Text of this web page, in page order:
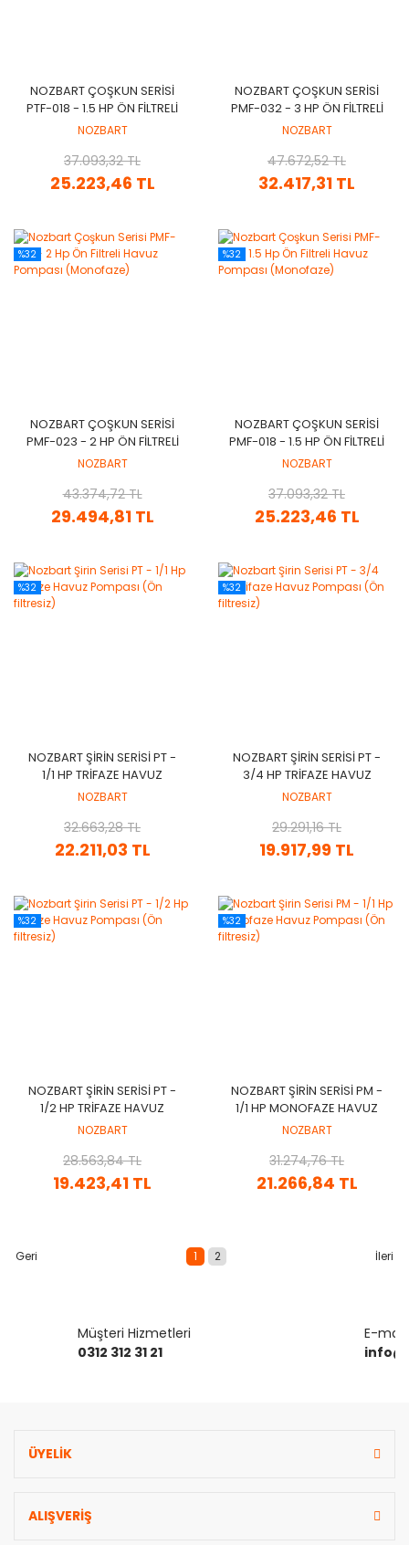
NOZBART ÇOŞKUN SERISI
PTF-018 - 1.5 HP ÖN FILTRELI
HAVUZ POMPASI (TRIFAZE)
NOZBART
25.223,46 TL
37.093,32 TL
NOZBART ÇOŞKUN SERISI
PMF-032 - 3 HP ÖN FILTRELI
HAVUZ POMPASI
NOZBART
32.417,31 TL
47.672,52 TL
%32
NOZBART ÇOŞKUN SERISI
PMF-023 - 2 HP ÖN FILTRELI
HAVUZ POMPASI
NOZBART
29.494,81 TL
43.374,72 TL
%32
NOZBART ÇOŞKUN SERISI
PMF-018 - 1.5 HP ÖN FILTRELI
HAVUZ POMPASI
NOZBART
25.223,46 TL
37.093,32 TL
%32
NOZBART ŞIRIN SERISI PT -
1/1 HP TRIFAZE HAVUZ
POMPASI (ÖN FILTRESIZ)
NOZBART
22.211,03 TL
32.663,28 TL
%32
NOZBART ŞIRIN SERISI PT -
3/4 HP TRIFAZE HAVUZ
POMPASI (ÖN FILTRESIZ)
NOZBART
19.917,99 TL
29.291,16 TL
%32
NOZBART ŞIRIN SERISI PT -
1/2 HP TRIFAZE HAVUZ
POMPASI (ÖN FILTRESIZ)
NOZBART
19.423,41 TL
28.563,84 TL
%32
NOZBART ŞIRIN SERISI PM -
1/1 HP MONOFAZE HAVUZ
POMPASI (ÖN FILTRESIZ)
NOZBART
21.266,84 TL
31.274,76 TL
1 2
Müşteri Hizmetleri
0312 312 31 21
E-mail
ÜYELİK
ALIŞVERİŞ